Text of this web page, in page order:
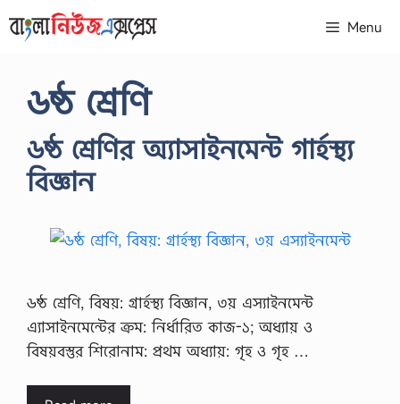
to
Menu
৬ষ্ঠ শ্রেণি
৬ষ্ঠ শ্রেণির অ্যাসাইনমেন্ট গার্হস্থ্য
বিজ্ঞান
৬ষ্ঠ শ্রেণি, বিষয়: গ্রার্হস্থ্য বিজ্ঞান, ৩য় এস্যাইনমেন্ট
এ্যাসাইনমেন্টের ক্রম: নির্ধারিত কাজ-১; অধ্যায় ও
বিষয়বস্তুর শিরােনাম: প্রথম অধ্যায়: গৃহ ও গৃহ …